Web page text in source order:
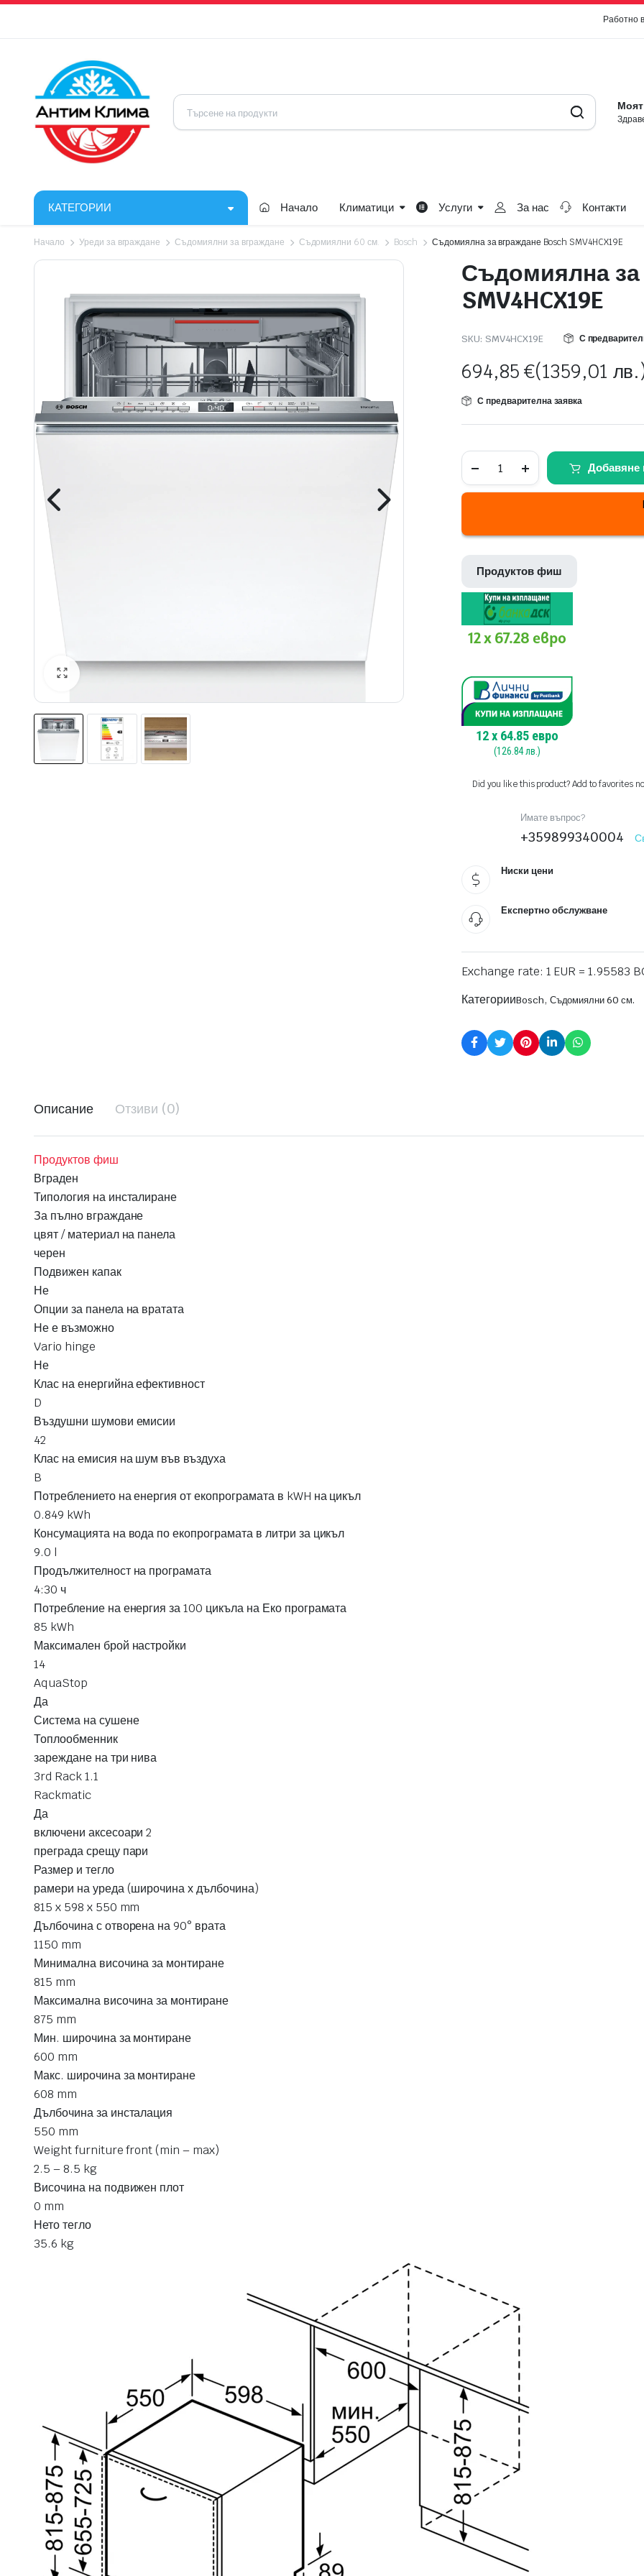
Работно
КАТЕГОРИИ Начало Климатици Услуги За нас Контакти
Начало Уреди за вграждане Съдомиялни за вграждане Съдомиялни 60 см. Bosch Съдомиялна за вграждане Bosch SMV4HCX19E
Съдомиялна за
SMV4HCX19E
SKU: SMV4HCX19E С
694,85€(1359,01
С предварителна заявка
Съдомиялна
Bosch
Добавяне
Продуктов фиш
12 x 67.28 евро
12x 64.85 евро
(126.84лв.)
Did you like this product? Add to favorites
Имате въпрос?
+359899340004
Ниски цени
Експертно обслужване
Exchange rate: 1 EUR = 1.95583
КатегорииBosch, Съдомиялни 60 см.
Описание Отзиви (0)
Продуктов фиш
Вграден
Типология на инсталиране
За пълно вграждане
цвят / материал на панела
черен
Подвижен капак
Не
Опции за панела на вратата
Не е възможно
Vario hinge
Не
Клас на енергийна ефективност
D
Въздушни шумови емисии
42
Клас на емисия на шум във въздуха
B
Потреблението на енергия от екопрограмата в kWH на цикъл
0.849 kWh
Консумацията на вода по екопрограмата в литри за цикъл
9.0 l
Продължителност на програмата
4:30 ч
Потребление на енергия за 100 цикъла на Еко програмата
85 kWh
Максимален брой настройки
14
AquaStop
Да
Система на сушене
Топлообменник
зареждане на три нива
3rd Rack 1.1
Rackmatic
Да
включени аксесоари 2
преграда срещу пари
Размер и тегло
рамери на уреда (широчина х дълбочина)
815 x 598 x 550 mm
Дълбочина с отворена на 90° врата
1150 mm
Минимална височина за монтиране
815 mm
Максимална височина за монтиране
875 mm
Мин. широчина за монтиране
600 mm
Макс. широчина за монтиране
608 mm
Дълбочина за инсталация
550 mm
Weight furniture front (min – max)
2.5 – 8.5 kg
Височина на подвижен плот
0 mm
Нето тегло
35.6 kg